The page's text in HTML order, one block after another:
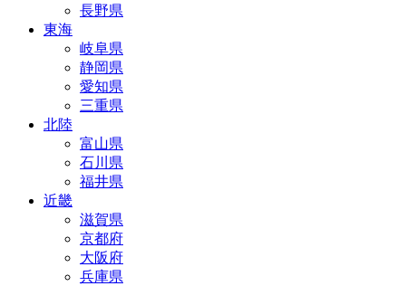
長野県
東海
岐阜県
静岡県
愛知県
三重県
北陸
富山県
石川県
福井県
近畿
滋賀県
京都府
大阪府
兵庫県